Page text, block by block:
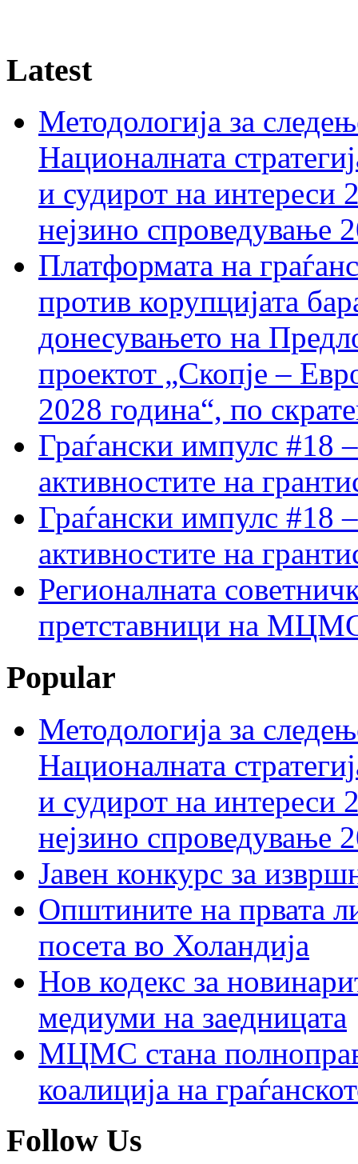
Latest
Методологија за
Националната
и судирот на интереси
нејзино спроведување
Платформата на
против корупцијата
донесувањето на
проектот „Скопје –
2028 година“, по
Граѓански импулс #18
активностите на
Граѓански импулс #18
активностите на
Регионалната
претставници на МЦМС
Popular
Методологија за
Националната
и судирот на интереси
нејзино спроведување
Јавен конкурс за
Општините на првата
посета во Холандија
Нов кодекс за
медиуми на заедницата
МЦМС стана
коалиција на
Follow Us